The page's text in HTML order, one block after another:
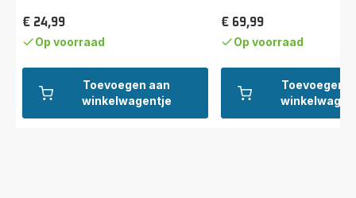
Toevoegen aan
winkelwagentje
Prijs
€ 24,99
Op voorraad
Toevoegen
Prijs
€ 69,99
Op voorraad